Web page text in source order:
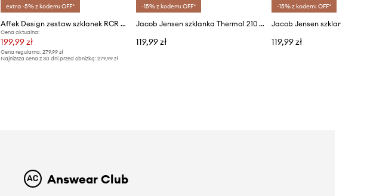
extra -5% z kodem: OFF*
Affek Design zestaw szklanek RCR Marylin 350 ml 6-pack
Cena aktualna:
199,99 zł
Cena regularna: 279,99 zł
Najniższa cena z 30 dni przed obniżką: 279,99 zł
-15% z kodem: OFF*
Jacob Jensen szklanka Thermal 210 ml
119,99 zł
-15% z kodem: OFF*
119,99 zł
Answear Club